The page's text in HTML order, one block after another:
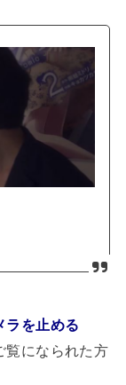
ラを止める
覧になられた方